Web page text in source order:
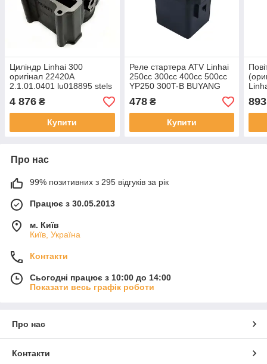
Циліндр Linhai 300
оригінал 22420A
2.1.01.0401 lu018895 stels
buyang kazuma
4 876 ₴
Купити
Реле стартера ATV Linhai
250cc 300cc 400cc 500cc
YP250 300T-B BUYANG
FA-D300 5.3.01.1010
LU048720
478₴
Купити
FA-
893
Про нас
99% позитивних з 295 відгуків за рік
Працює з 30.05.2013
м. Київ
Київ, Україна
Контакти
Сьогодні працює з 10:00 до 14:00
Показати весь графік роботи
Про нас
Контакти